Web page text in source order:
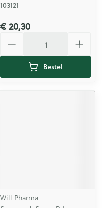
103121
€ 20,30
Bestel
Will Pharma